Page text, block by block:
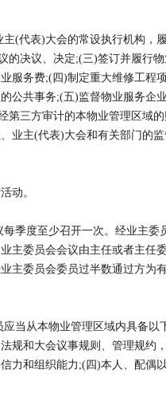
代表)大会的常设执行机构，
的决议、决定;(三)签订并履行
服务费;(四)制定重大维修工程
公共事务;(五)监督物业服务企
第三方审计的本物业管理区域
业主(代表)大会和有关部门的
动。
度至少召开一次。经业主委
主委员会会议由主任或者主任
主委员会委员过半数通过方为
从本物业管理区域内具备以
规和大会议事规则、管理规约
力和组织能力;(四)本人、配偶